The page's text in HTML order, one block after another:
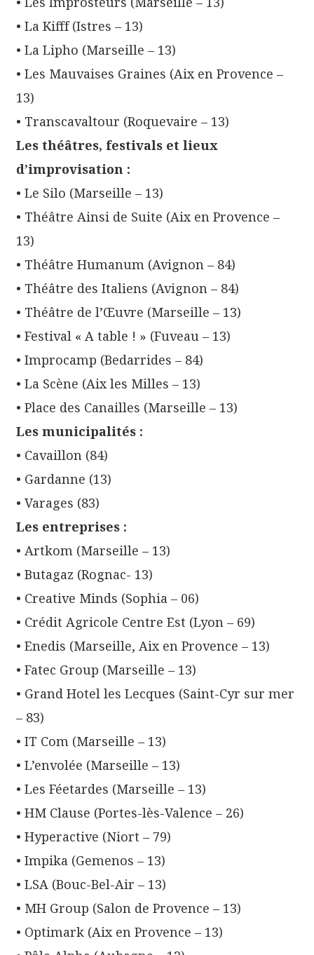
• La Kifff (Istres – 13)
• La Lipho (Marseille – 13)
• Les Mauvaises Graines (Aix en Provence –
13)
• Transcavaltour (Roquevaire – 13)
Les théâtres, festivals et lieux
d’improvisation :
• Le Silo (Marseille – 13)
• Théâtre Ainsi de Suite (Aix en Provence –
13)
• Théâtre Humanum (Avignon – 84)
• Théâtre des Italiens (Avignon – 84)
• Théâtre de l’Œuvre (Marseille – 13)
• Festival « A table ! » (Fuveau – 13)
• Improcamp (Bedarrides – 84)
• La Scène (Aix les Milles – 13)
• Place des Canailles (Marseille – 13)
Les municipalités :
• Cavaillon (84)
• Gardanne (13)
• Varages (83)
Les entreprises :
• Artkom (Marseille – 13)
• Butagaz (Rognac- 13)
• Creative Minds (Sophia – 06)
• Crédit Agricole Centre Est (Lyon – 69)
• Enedis (Marseille, Aix en Provence – 13)
• Fatec Group (Marseille – 13)
• Grand Hotel les Lecques (Saint-Cyr sur mer
– 83)
• IT Com (Marseille – 13)
• L’envolée (Marseille – 13)
• Les Féetardes (Marseille – 13)
• HM Clause (Portes-lès-Valence – 26)
• Hyperactive (Niort – 79)
• Impika (Gemenos – 13)
• LSA (Bouc-Bel-Air – 13)
• MH Group (Salon de Provence – 13)
• Optimark (Aix en Provence – 13)